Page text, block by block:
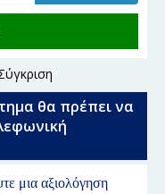
θα πρέπει να
μια αξιολόγηση